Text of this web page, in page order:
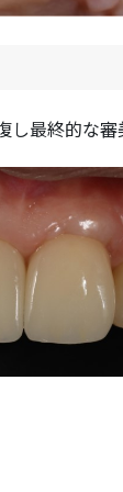
し最終的な